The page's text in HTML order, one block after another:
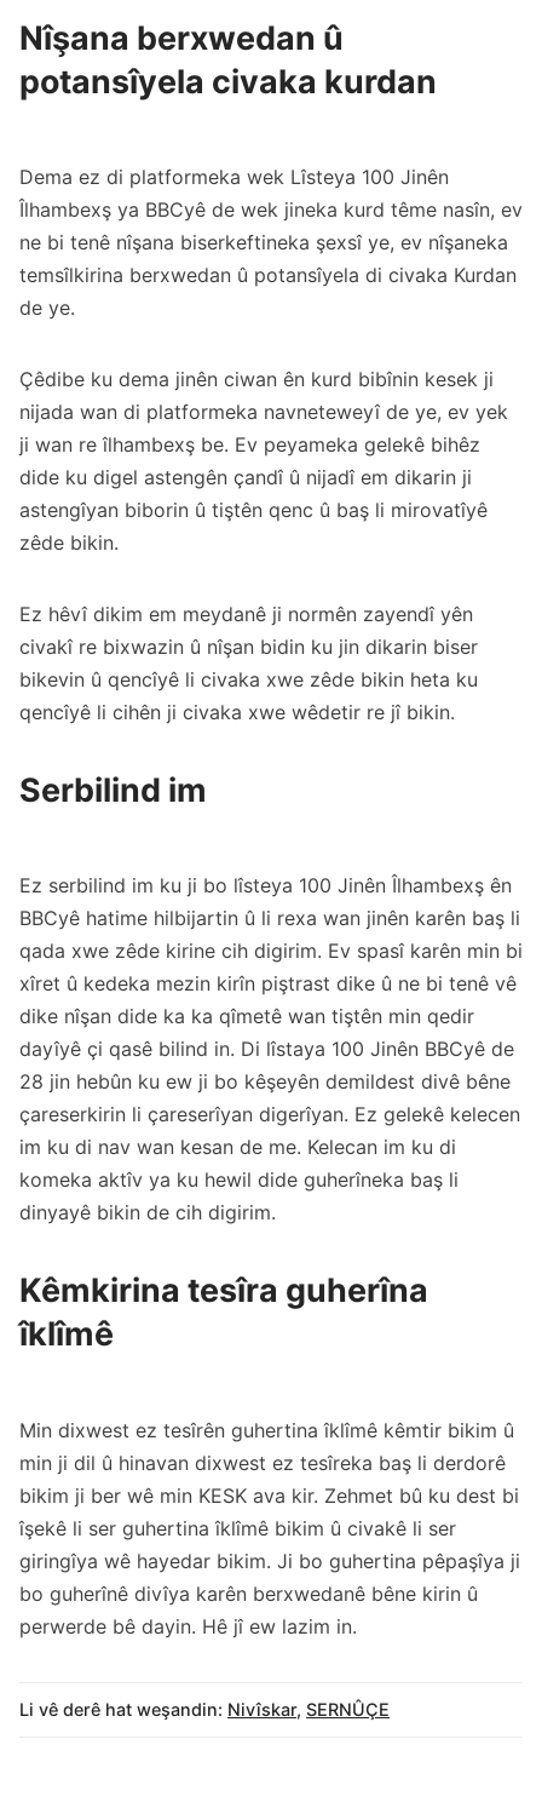
Nîşana berxwedan û
potansîyela civaka kurdan
Dema ez di platformeka wek Lîsteya 100 Jinên
Îlhambexş ya BBCyê de wek jineka kurd tême nasîn, ev
ne bi tenê nîşana biserkeftineka şexsî ye, ev nîşaneka
temsîlkirina berxwedan û potansîyela di civaka Kurdan
de ye.
Çêdibe ku dema jinên ciwan ên kurd bibînin kesek ji
nijada wan di platformeka navneteweyî de ye, ev yek
ji wan re îlhambexş be. Ev peyameka gelekê bihêz
dide ku digel astengên çandî û nijadî em dikarin ji
astengîyan biborin û tiştên qenc û baş li mirovatîyê
zêde bikin.
Ez hêvî dikim em meydanê ji normên zayendî yên
civakî re bixwazin û nîşan bidin ku jin dikarin biser
bikevin û qencîyê li civaka xwe zêde bikin heta ku
qencîyê li cihên ji civaka xwe wêdetir re jî bikin.
Serbilind im
Ez serbilind im ku ji bo lîsteya 100 Jinên Îlhambexş ên
BBCyê hatime hilbijartin û li rexa wan jinên karên baş li
qada xwe zêde kirine cih digirim. Ev spasî karên min bi
xîret û kedeka mezin kirîn piştrast dike û ne bi tenê vê
dike nîşan dide ka ka qîmetê wan tiştên min qedir
dayîyê çi qasê bilind in. Di lîstaya 100 Jinên BBCyê de
28 jin hebûn ku ew ji bo kêşeyên demildest divê bêne
çareserkirin li çareserîyan digerîyan. Ez gelekê kelecen
im ku di nav wan kesan de me. Kelecan im ku di
komeka aktîv ya ku hewil dide guherîneka baş li
dinyayê bikin de cih digirim.
Kêmkirina tesîra guherîna
îklîmê
Min dixwest ez tesîrên guhertina îklîmê kêmtir bikim û
min ji dil û hinavan dixwest ez tesîreka baş li derdorê
bikim ji ber wê min KESK ava kir. Zehmet bû ku dest bi
îşekê li ser guhertina îklîmê bikim û civakê li ser
giringîya wê hayedar bikim. Ji bo guhertina pêpaşîya ji
bo guherînê divîya karên berxwedanê bêne kirin û
perwerde bê dayin. Hê jî ew lazim in.
Li vê derê hat weşandin: Nivîskar, SERNÛÇE